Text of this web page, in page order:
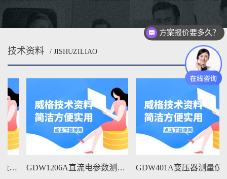
技术资料 / JISHUZILIAO MORE
GDW1206A直流电参数测量仪维修手册下载 GDW401A变压器测量仪维修手册下载
方案报价要多久？